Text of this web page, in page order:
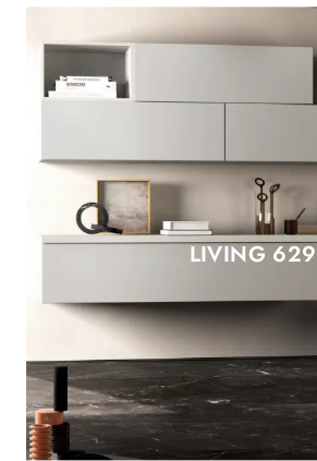
LIVING 629